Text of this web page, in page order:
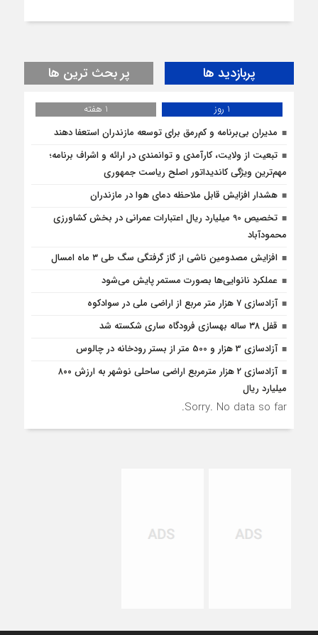
پربازدید ها پر بحث ترین ها
1 روز
1 هفته
مدیران بی‌برنامه و کم‌رمق برای توسعه مازندران استعفا دهند
تبعیت از ولایت، کارآمدی و توانمندی در ارائه و اشراف برنامه؛
مهم‌ترین ویژگی کاندیداتور اصلح ریاست جمهوری
هشدار افزایش قابل ملاحظه دمای هوا در مازندران
تخصیص 90 میلیارد ریال اعتبارات عمرانی در بخش کشاورزی
محمودآباد
افزایش مصدومین ناشی از گاز گرفتگی سگ طی ۳ ماه امسال
عملکرد نانوایی‌ها بصورت مستمر پایش می‌شود
آزادسازی 7 هزار متر مربع از اراضی ملی در سوادکوه
قفل ۳۸ ساله بهسازی فرودگاه ساری شکسته شد
آزادسازی 3 هزار و 500 متر از بستر رودخانه در چالوس
آزاد‌سازی 2 هزار مترمربع اراضی ساحلی نوشهر به ارزش ۸۰۰
میلیارد ریال
Sorry. No data so far.